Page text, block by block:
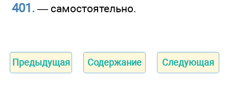
401. — самостоятельно.
Предыдущая Содержание Следующая